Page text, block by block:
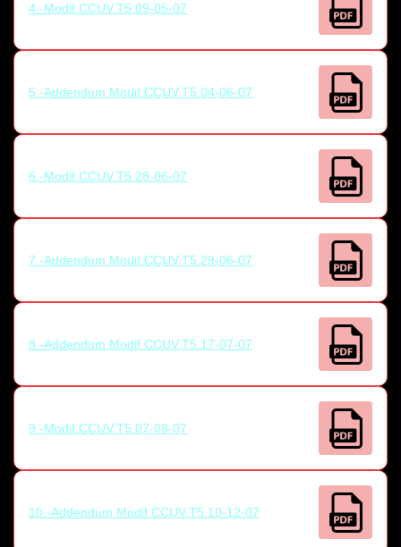
4.-Modif.CCUV.T5.09-05-07
5.-Addendum Modif.CCUV.T5.04-06-07
6.-Modif.CCUV.T5.28-06-07
7.-Addendum Modif.CCUV.T5.29-06-07
8.-Addendum Modif.CCUV.T5.17-07-07
9.-Modif.CCUV.T5.07-08-07
10.-Addendum Modif.CCUV.T5.10-12-07